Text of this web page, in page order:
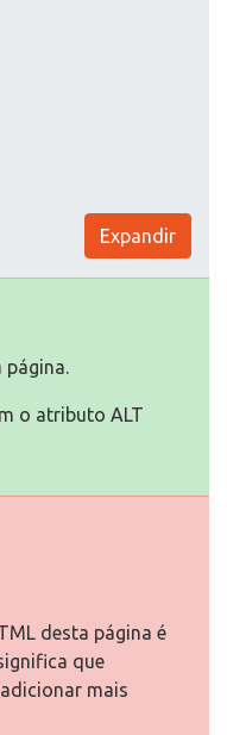
Expandir
página.
o atributo ALT
desta página é
que
mais